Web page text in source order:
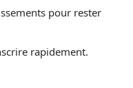
pour rester
rapidement.